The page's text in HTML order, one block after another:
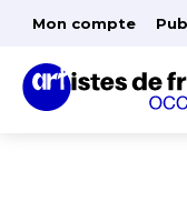
Mon compte